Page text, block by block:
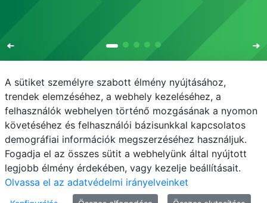
E-mail Telefonkönyv NEPTUN
E-learning
Adatvédelem
A sütiket személyre szabott élmény nyújtásához,
trendek elemzéséhez, a webhely kezeléséhez, a
felhasználók webhelyen történő mozgásának a nyomon
követéséhez és felhasználói bázisunkkal kapcsolatos
demográfiai információk megszerzéséhez használjuk.
Fogadja el az összes sütit a webhelyünk által nyújtott
legjobb élmény érdekében, vagy kezelje beállításait.
Olvassa el az adatvédelmi irányelveinket